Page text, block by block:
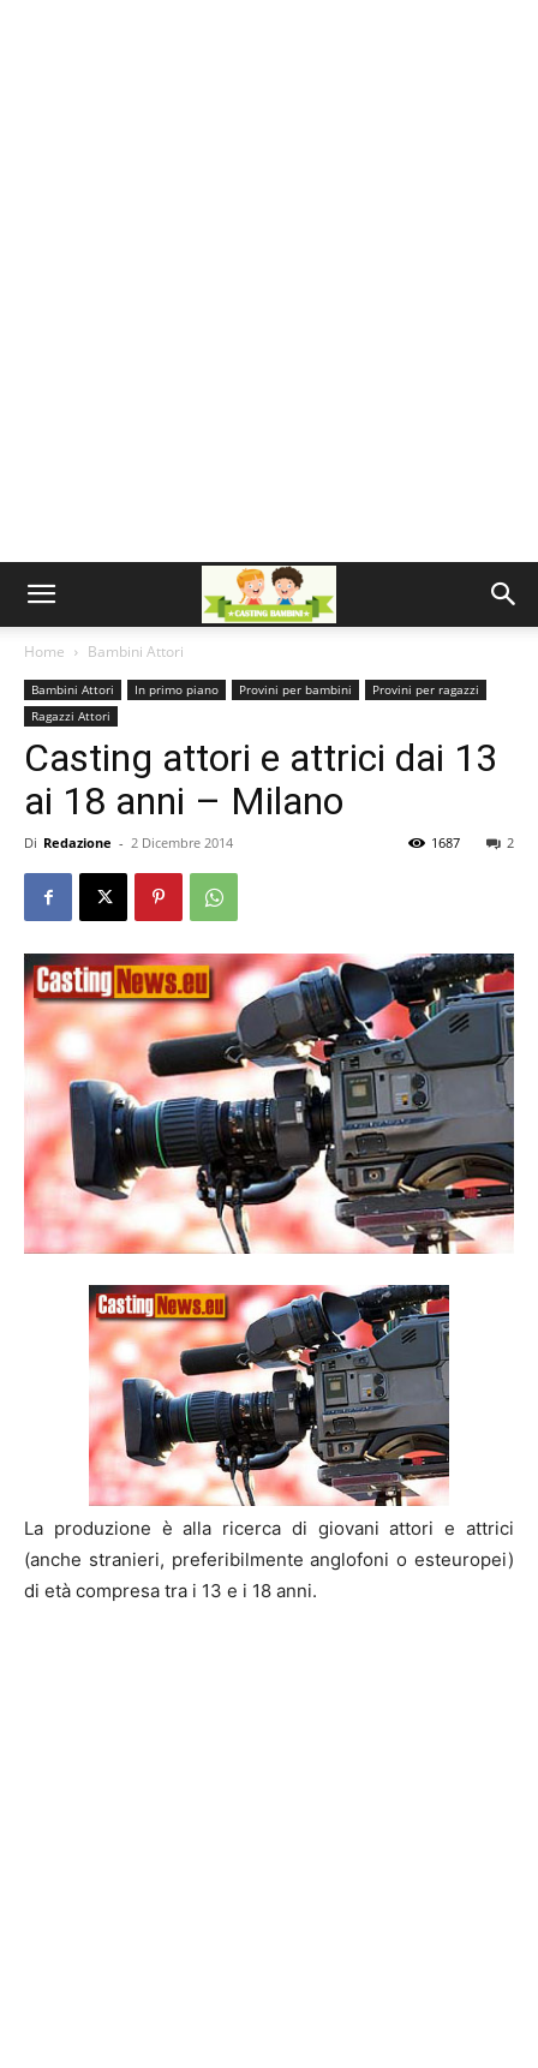
Home Bambini Attori
Bambini Attori In primo piano Provini per bambini
Provini per ragazzi
Ragazzi Attori
Casting attori e attrici dai 13
ai 18 anni – Milano
Di Redazione - 2 Dicembre 2014 2
1687
La produzione è alla ricerca di giovani attori e attrici
(anche stranieri, preferibilmente anglofoni o esteuropei)
di età compresa tra i 13 e i 18 anni.